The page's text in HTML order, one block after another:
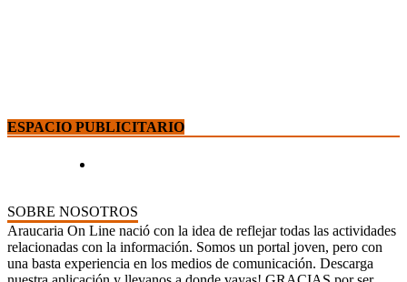
ESPACIO PUBLICITARIO
SOBRE NOSOTROS
Araucaria On Line nació con la idea de reflejar todas las actividades
relacionadas con la información. Somos un portal joven, pero con
una basta experiencia en los medios de comunicación. Descarga